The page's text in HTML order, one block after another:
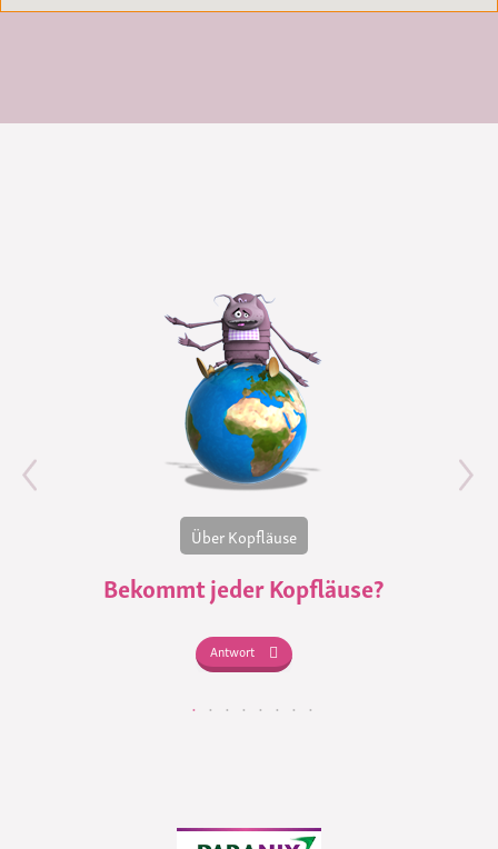
Über Kopfläuse
Bekommt jeder Kopfläuse?
Antwort